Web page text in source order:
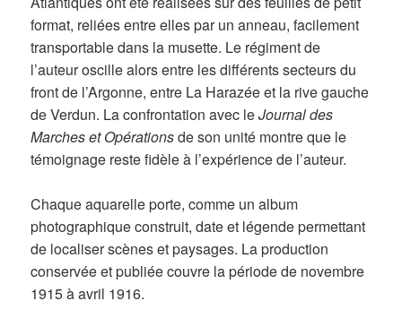
format, reliées entre elles par un anneau, facilement
transportable dans la musette. Le régiment de
l’auteur oscille alors entre les différents secteurs du
front de l’Argonne, entre La Harazée et la rive gauche
de Verdun. La confrontation avec leJournal des
Marches et Opérationsde son unité montre que le
témoignage reste fidèle à l’expérience de l’auteur.
Chaque aquarelle porte, comme un album
photographique construit, date et légende permettant
de localiser scènes et paysages. La production
conservée et publiée couvre la période de novembre
1915 à avril 1916.